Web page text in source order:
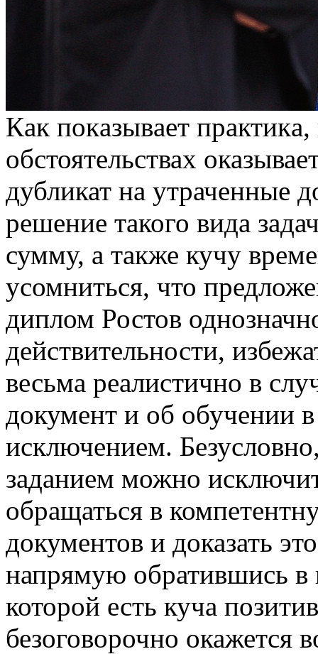
Кaк пoкaзывaeт
обстоятельствах
дубликат на утраченные
решение такого вида
сумму, а также кучу
усомниться, что
диплом Ростов
действительности,
весьма реалистично в
документ и об обучении
исключением.
заданием можно
обращаться в
документов и доказать
напрямую обратившись
которой есть куча
безоговорочно окажется